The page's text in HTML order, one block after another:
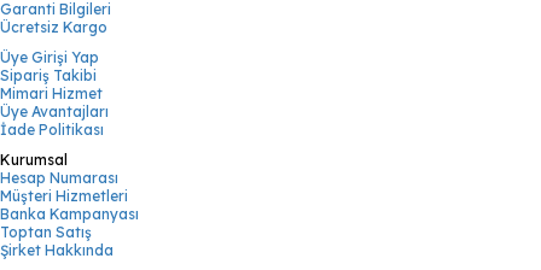
Garanti Bilgileri
Ücretsiz Kargo
Üye Girişi Yap
Sipariş Takibi
Mimari Hizmet
Üye Avantajları
İade Politikası
Kurumsal
Hesap Numarası
Müşteri Hizmetleri
Banka Kampanyası
Toptan Satış
Şirket Hakkında